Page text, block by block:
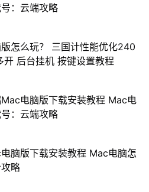
：云端攻略
怎么玩？ 三国计性能优化240
开 后台挂机 按键设置教程
电脑版下载安装教程 Mac电
：云端攻略
脑版下载安装教程 Mac电脑怎
略